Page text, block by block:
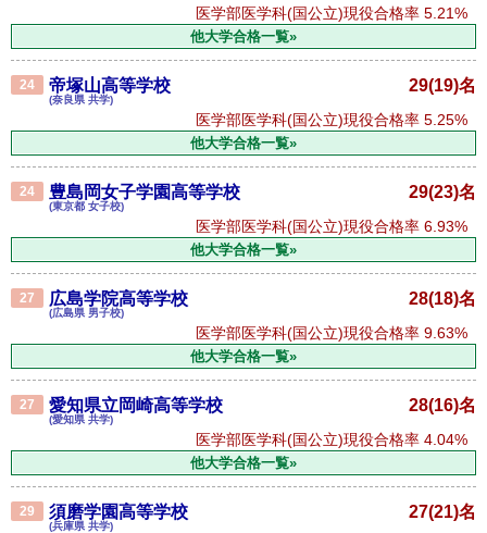
医学部医学科(国公立)現役合格率 5.21%
他大学合格一覧»
24 帝塚山高等学校
(奈良県 共学)
29(19)名
医学部医学科(国公立)現役合格率 5.25%
他大学合格一覧»
24 豊島岡女子学園高等学校
(東京都 女子校)
29(23)名
医学部医学科(国公立)現役合格率 6.93%
他大学合格一覧»
27 広島学院高等学校
(広島県 男子校)
28(18)名
医学部医学科(国公立)現役合格率 9.63%
他大学合格一覧»
27 愛知県立岡崎高等学校
(愛知県 共学)
28(16)名
医学部医学科(国公立)現役合格率 4.04%
他大学合格一覧»
29 須磨学園高等学校
(兵庫県 共学)
27(21)名